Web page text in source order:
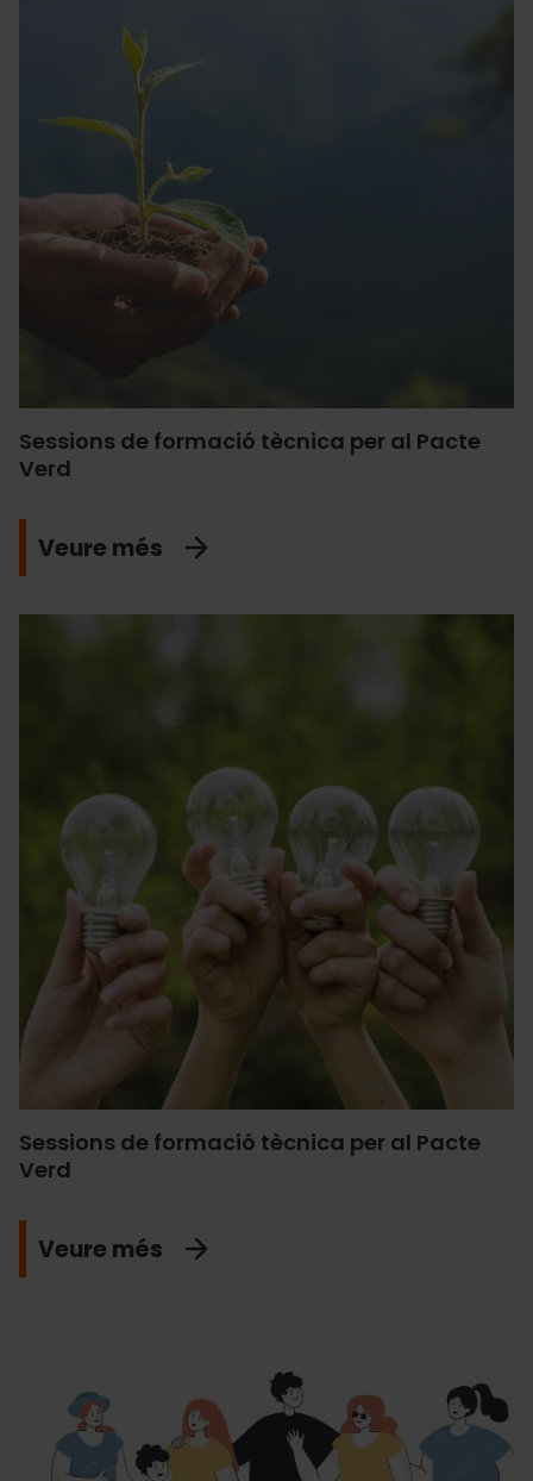
Sessions de formació tècnica per al Pacte
Verd
Veure més
Sessions de formació tècnica per al Pacte
Verd
Veure més